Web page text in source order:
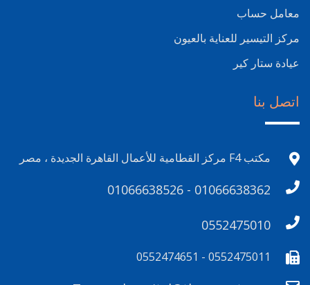
معامل حساب
مركز التيسير للعناية بالعيون
عيادة ستار كير
اتصل بنا
مكتب F4 مركز القطامية للأعمال القاهرة الجديدة ، مصر
01066638526 - 01066638362
0552475010
0552475011 - 0552474651